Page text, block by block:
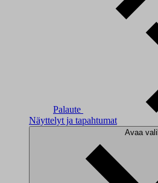
Palaute
Näyttelyt ja tapahtumat
Avaa